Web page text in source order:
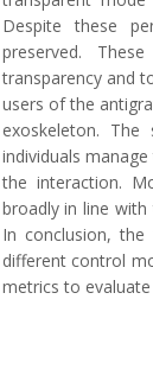
Despite these
preserved.
transparency and
users of the
exoskeleton.
individuals
the interaction.
broadly in line
In conclusion,
different control
metrics to